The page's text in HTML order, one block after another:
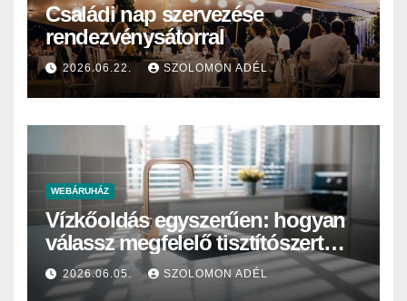
Családi nap szervezése
rendezvénysátorral
2026.06.22. SZOLOMON ADÉL
WEBÁRUHÁZ
Vízkőoldás egyszerűen: hogyan
válassz megfelelő tisztítószert
otthonra vagy intézményi
használatra?
2026.06.05. SZOLOMON ADÉL